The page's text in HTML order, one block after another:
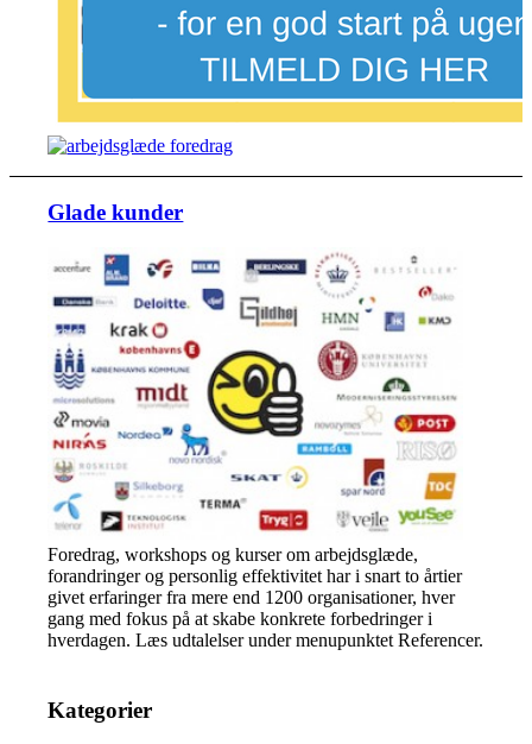
Glade kunder
Foredrag, workshops og kurser om arbejdsglæde,
forandringer og personlig effektivitet har i snart to årtier
givet erfaringer fra mere end 1200 organisationer, hver
gang med fokus på at skabe konkrete forbedringer i
hverdagen. Læs udtalelser under menupunktet Referencer.
Kategorier